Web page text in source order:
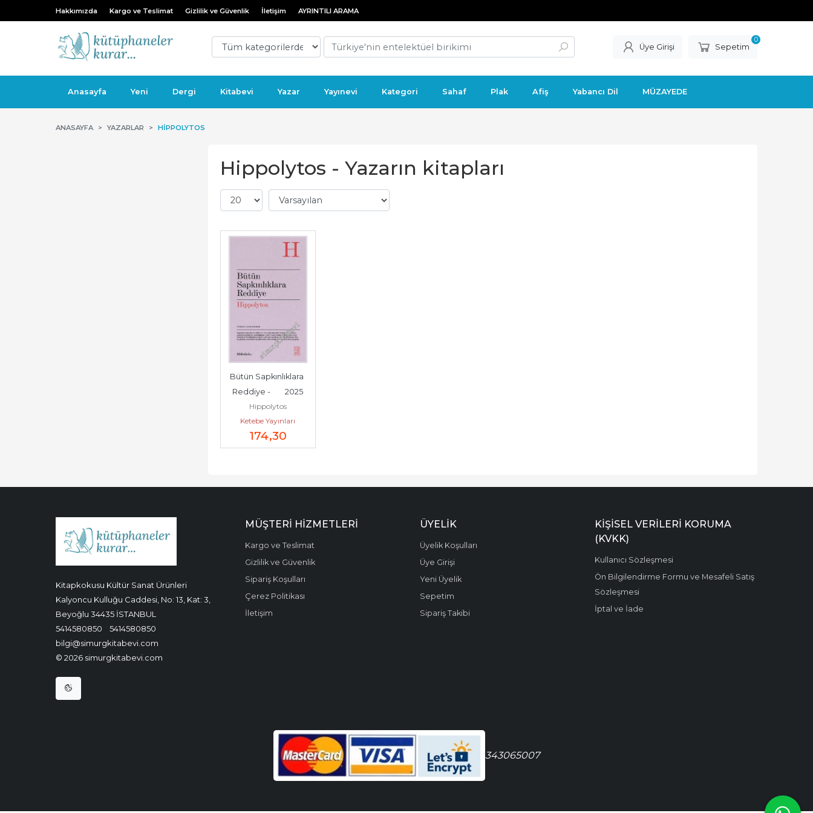
Hakkımızda Kargo ve Teslimat Gizlilik ve Güvenlik İletişim AYRINTILI ARAMA
Üye Girişi Sepetim
0
Anasayfa Yeni Dergi Kitabevi Yazar Yayınevi Kategori Sahaf Plak Afiş Yabancı Dil MÜZAYEDE
ANASAYFA YAZARLAR HIPPOLYTOS
Hippolytos - Yazarın kitapları
Bütün Sapkınlıklara
Reddiye -        2025
Hippolytos
Ketebe Yayınları
174,30
Kitapkokusu Kültür Sanat Ürünleri
Kalyoncu Kulluğu Caddesi, No: 13, Kat: 3,
Beyoğlu 34435 İSTANBUL
5414580850
5414580850
bilgi@simurgkitabevi.com
© 2026 simurgkitabevi.com
MÜŞTERI HIZMETLERI
Kargo ve Teslimat
Gizlilik ve Güvenlik
Sipariş Koşulları
Çerez Politikası
İletişim
ÜYELIK
Üyelik Koşulları
Üye Girişi
Yeni Üyelik
Sepetim
Sipariş Takibi
KIŞISEL VERILERI KORUMA
(KVKK)
Kullanıcı Sözleşmesi
Ön Bilgilendirme Formu ve Mesafeli Satış
Sözleşmesi
İptal ve İade
343065007